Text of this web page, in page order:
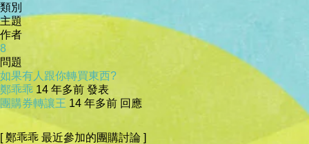
類別
主題
作者
8
問題
如果有人跟你轉買東西?
鄭乖乖 14 年多前 發表
團購券轉讓王 14 年多前 回應
[ 鄭乖乖 最近參加的團購討論 ]